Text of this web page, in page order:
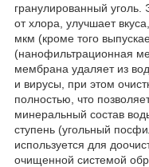
гранулированный
от хлора, улучшает
мкм (кроме того
(нанофильтрационная
мембрана удаляет из
и вирусы, при этом
полностью, что
минеральный состав
ступень (угольный
используется для
очищенной системой